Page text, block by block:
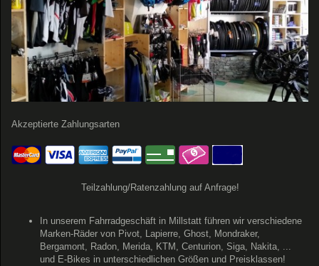
Akzeptierte Zahlungsarten
Teilzahlung/Ratenzahlung auf Anfrage!
In unserem Fahrradgeschäft in Millstatt führen wir verschiedene
Marken-Räder von Pivot, Lapierre, Ghost, Mondraker,
Bergamont, Radon, Merida, KTM, Centurion, Siga, Nakita, ...
und E-Bikes in unterschiedlichen Größen und Preisklassen!